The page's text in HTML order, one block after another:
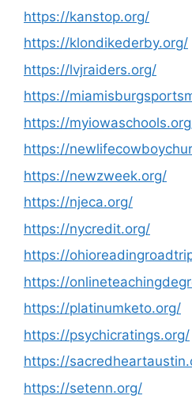
https://kanstop.org/
https://klondikederby.org/
https://lvjraiders.org/
https://
https://
https://
https://newzweek.org/
https://njeca.org/
https://nycredit.org/
https://
https://
https://platinumketo.org/
https://psychicratings.org/
https://
https://setenn.org/